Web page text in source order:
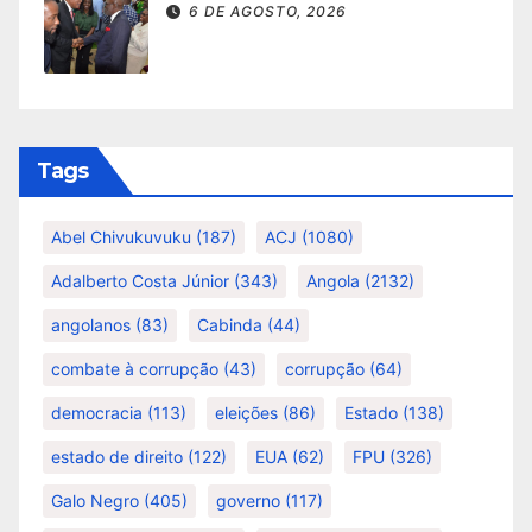
6 DE AGOSTO, 2026
Tags
Abel Chivukuvuku (187) ACJ (1080)
Adalberto Costa Júnior (343) Angola (2132)
angolanos (83) Cabinda (44)
combate à corrupção (43) corrupção (64)
democracia (113) eleições (86) Estado (138)
estado de direito (122) EUA (62) FPU (326)
Galo Negro (405) governo (117)